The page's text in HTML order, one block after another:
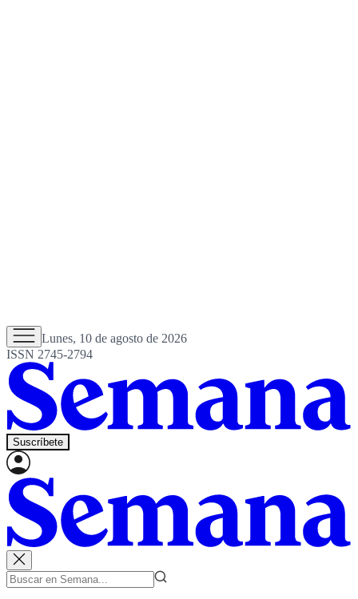
Lunes, 10 de agosto de 2026
ISSN 2745-2794
Suscríbete